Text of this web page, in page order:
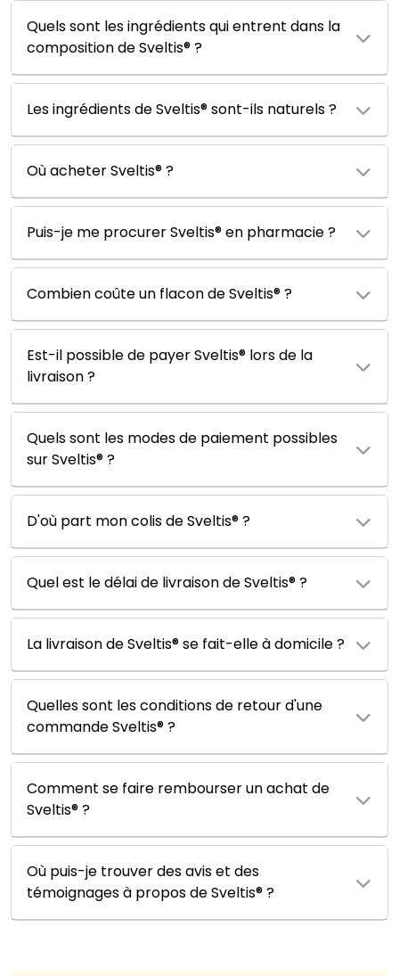
Quels sont les ingrédients qui entrent dans la
composition de Sveltis® ?
Les ingrédients de Sveltis® sont-ils naturels ?
Où acheter Sveltis® ?
Puis-je me procurer Sveltis® en pharmacie ?
Combien coûte un flacon de Sveltis® ?
Est-il possible de payer Sveltis® lors de la
livraison ?
Quels sont les modes de paiement possibles
sur Sveltis® ?
D'où part mon colis de Sveltis® ?
Quel est le délai de livraison de Sveltis® ?
La livraison de Sveltis® se fait-elle à domicile ?
Quelles sont les conditions de retour d'une
commande Sveltis® ?
Comment se faire rembourser un achat de
Sveltis® ?
Où puis-je trouver des avis et des
témoignages à propos de Sveltis® ?